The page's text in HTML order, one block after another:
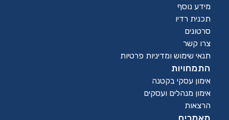
מידע נוסף
תכנית רדיו
סרטונים
צרו קשר
תנאי שימוש ומדיניות פרטיות
התמחויות
אימון עסקי בקטנה
אימון מנהלים ועסקים
הרצאות